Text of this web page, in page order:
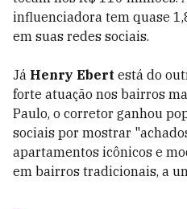
influenciadora tem quase
em suas redes sociais.
Já Henry Ebert está do
forte atuação nos bairros
Paulo, o corretor ganhou
sociais por mostrar
apartamentos icônicos e
em bairros tradicionais, a